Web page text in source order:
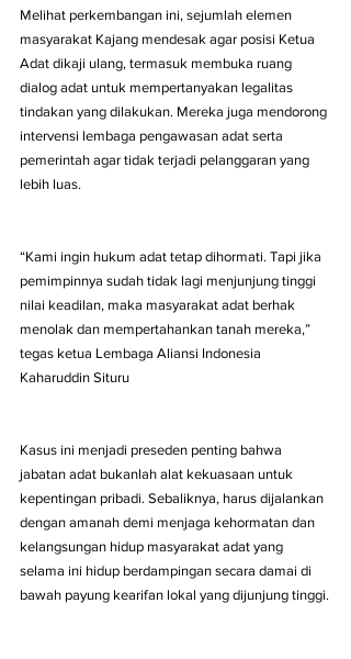
Melihat perkembangan ini, sejumlah elemen
masyarakat Kajang mendesak agar posisi Ketua
Adat dikaji ulang, termasuk membuka ruang
dialog adat untuk mempertanyakan legalitas
tindakan yang dilakukan. Mereka juga mendorong
intervensi lembaga pengawasan adat serta
pemerintah agar tidak terjadi pelanggaran yang
lebih luas.
“Kami ingin hukum adat tetap dihormati. Tapi jika
pemimpinnya sudah tidak lagi menjunjung tinggi
nilai keadilan, maka masyarakat adat berhak
menolak dan mempertahankan tanah mereka,”
tegas ketua Lembaga Aliansi Indonesia
Kaharuddin Situru
Kasus ini menjadi preseden penting bahwa
jabatan adat bukanlah alat kekuasaan untuk
kepentingan pribadi. Sebaliknya, harus dijalankan
dengan amanah demi menjaga kehormatan dan
kelangsungan hidup masyarakat adat yang
selama ini hidup berdampingan secara damai di
bawah payung kearifan lokal yang dijunjung tinggi.